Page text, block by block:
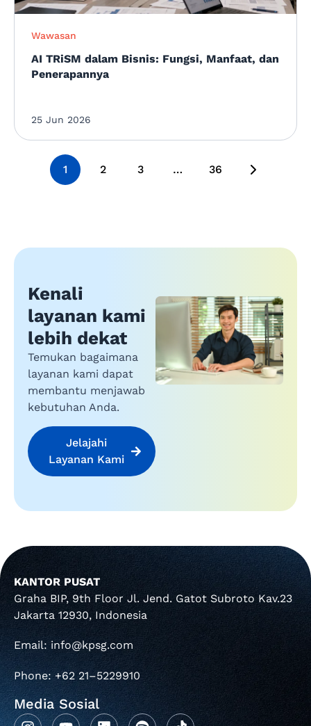
Wawasan
AI TRiSM dalam Bisnis: Fungsi, Manfaat, dan
Penerapannya
25 Jun 2026
1 2 3 … 36
Kenali
layanan kami
lebih dekat
Temukan bagaimana
layanan kami dapat
membantu menjawab
kebutuhan Anda.
Jelajahi
Layanan Kami
KANTOR PUSAT
Graha BIP, 9th Floor Jl. Jend. Gatot Subroto Kav.23
Jakarta 12930, Indonesia
Email: info@kpsg.com
Phone: +62 21–5229910
Media Sosial